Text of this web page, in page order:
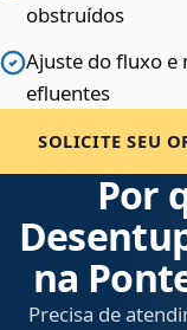
obstruídos
Ajuste do fluxo e
efluentes
SOLICITE SEU
Por
na
Precisa de